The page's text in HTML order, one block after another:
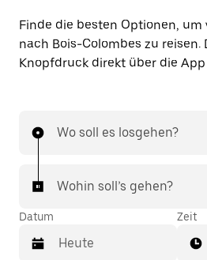
Finde die besten Optionen, um
nach Bois-Colombes zu
Knopfdruck direkt über die
Wo soll es losgehen?
Wohin soll’s gehen?
Datum Zeit